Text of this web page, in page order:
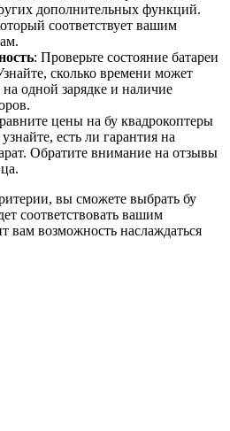
дополнительных функций.
соответствует вашим
: Проверьте состояние батареи
сколько времени может
на одной зарядке и наличие
цены на бу квадрокоптеры
есть ли гарантия на
Обратите внимание на отзывы
вы сможете выбрать бу
соответствовать вашим
вам возможность наслаждаться